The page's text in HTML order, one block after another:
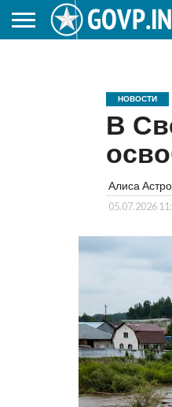
НОВОСТИ
В
Алиса
05.07.2026